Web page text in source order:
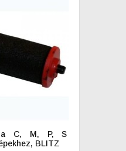
a C, M, P, S
BLITZ